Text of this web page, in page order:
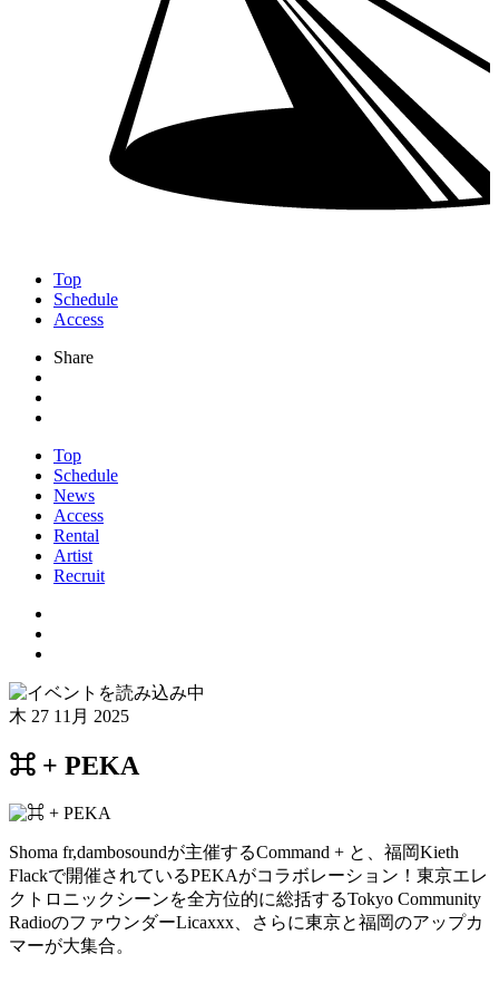
Top
Schedule
Access
Share
Top
Schedule
News
Access
Rental
Artist
Recruit
木 27 11月 2025
⌘ + PEKA
Shoma fr,dambosoundが主催するCommand + と、福岡Kieth
Flackで開催されているPEKAがコラボレーション！東京エレ
クトロニックシーンを全方位的に総括するTokyo Community
RadioのファウンダーLicaxxx、さらに東京と福岡のアップカ
マーが大集合。